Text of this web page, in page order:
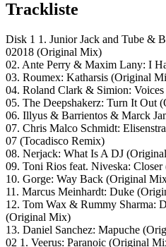
Trackliste
Disk 1 1. Junior Jack and Tube &
02018 (Original Mix)
02. Ante Perry & Maxim Lany: I
03. Roumex: Katharsis (Original
04. Roland Clark & Simion:
05. The Deepshakerz: Turn It Out
06. Illyus & Barrientos & Marck
07. Chris Malco Schmidt:
07 (Tocadisco Remix)
08. Nerjack: What Is A DJ
09. Toni Rios feat. Niveska:
10. Gorge: Way Back (Original
11. Marcus Meinhardt: Duke
12. Tom Wax & Rummy Sharma:
(Original Mix)
13. Daniel Sanchez: Mapuche
02 1. Veerus: Paranoic (Original